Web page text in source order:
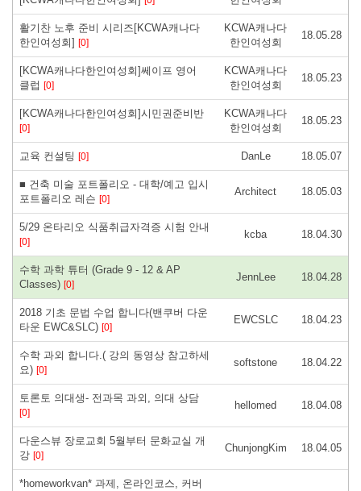
활기찬 노후 준비 시리즈[KCWA캐나다
한인여성회] [0]
KCWA캐나다
한인여성회
18.05.28
[KCWA캐나다한인여성회]쎄이프 영어
클럽 [0]
KCWA캐나다
한인여성회
18.05.23
[KCWA캐나다한인여성회]시민권준비반
[0]
KCWA캐나다
한인여성회
18.05.23
교육 컨설팅 [0] DanLe 18.05.07
■ 건축 미술 포트폴리오 - 대학/예고 입시
포트폴리오 레슨 [0]
Architect 18.05.03
5/29 온타리오 식품취급자격증 시험 안내
[0]
kcba 18.04.30
수학 과학 튜터 (Grade 9 - 12 & AP
Classes) [0]
JennLee 18.04.28
2018 기초 문법 수업 합니다(밴쿠버 다운
타운 EWC&SLC) [0]
EWCSLC 18.04.23
수학 과외 합니다.( 강의 동영상 참고하세
요) [0]
softstone 18.04.22
토론토 의대생- 전과목 과외, 의대 상담
[0]
hellomed 18.04.08
다운스뷰 장로교회 5월부터 문화교실 개
강 [0]
ChunjongKim 18.04.05
*homeworkvan* 과제, 온라인코스, 커버